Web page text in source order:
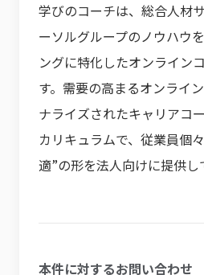
学びのコーチは、総合人材
ーソルグループのノウハウ
ングに特化したオンライン
す。需要の高まるオンライ
ナライズされたキャリアコ
カリキュラムで、従業員個
適”の形を法人向けに提供し
本件に対するお問い合わせ